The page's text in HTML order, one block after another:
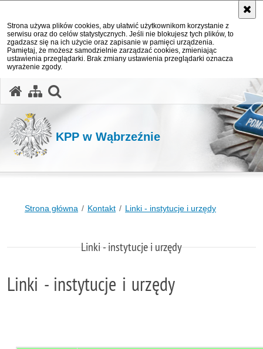
Strona używa plików cookies, aby ułatwić użytkownikom korzystanie z
serwisu oraz do celów statystycznych. Jeśli nie blokujesz tych plików, to
zgadzasz się na ich użycie oraz zapisanie w pamięci urządzenia.
Pamiętaj, że możesz samodzielnie zarządzać cookies, zmieniając
ustawienia przeglądarki. Brak zmiany ustawienia przeglądarki oznacza
wyrażenie zgody.
KPP w Wąbrzeźnie
Strona główna Kontakt Linki - instytucje i urzędy
Linki - instytucje i urzędy
Linki - instytucje i urzędy